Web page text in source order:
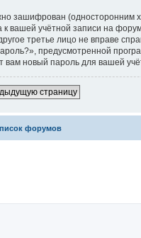
зашифрован (односторонним
к вашей учётной записи на
третье лицо не вправе
предусмотренной
вам новый пароль для вашей
страницу
форумов